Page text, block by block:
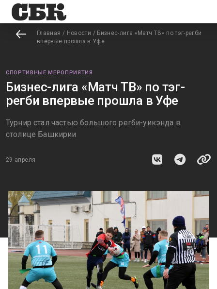
Главная / Новости / Бизнес-лига «Матч ТВ» по тэг-регби
впервые прошла в Уфе
СПОРТИВНЫЕ МЕРОПРИЯТИЯ
Бизнес-лига «Матч ТВ» по тэг-
регби впервые прошла в Уфе
Турнир стал частью большого регби-уикэнда в
столице Башкирии
29 апреля